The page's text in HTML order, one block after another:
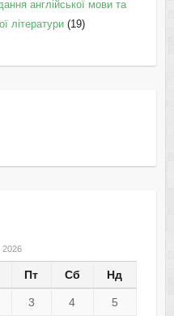
англійської мови та
літератури(19)
Пт Сб Нд
3 4 5